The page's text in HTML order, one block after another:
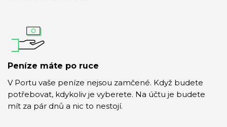
Peníze máte po ruce
V Portu vaše peníze nejsou zamčené. Když budete
potřebovat, kdykoliv je vyberete. Na účtu je budete
mít za pár dnů a nic to nestojí.